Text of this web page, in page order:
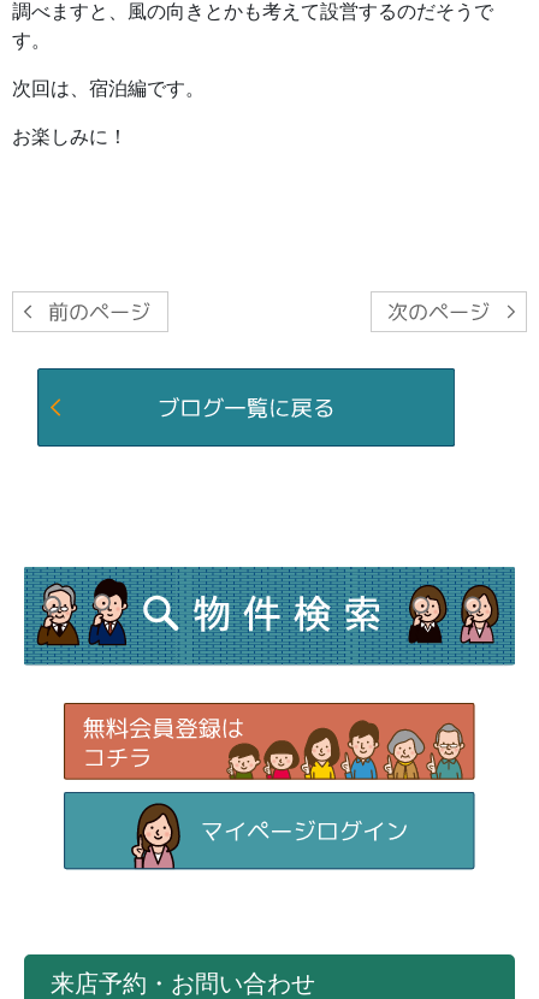
調べますと、風の向きとかも考えて設営するのだそうで
す。
次回は、宿泊編です。
お楽しみに！
来店予約・お問い合わせ